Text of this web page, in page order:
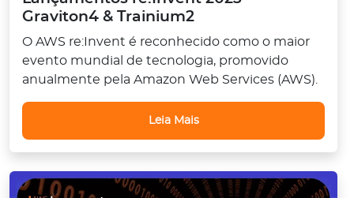
Graviton4 & Trainium2
O AWS re:Invent é reconhecido como o maior
evento mundial de tecnologia, promovido
anualmente pela Amazon Web Services (AWS).
Leia Mais